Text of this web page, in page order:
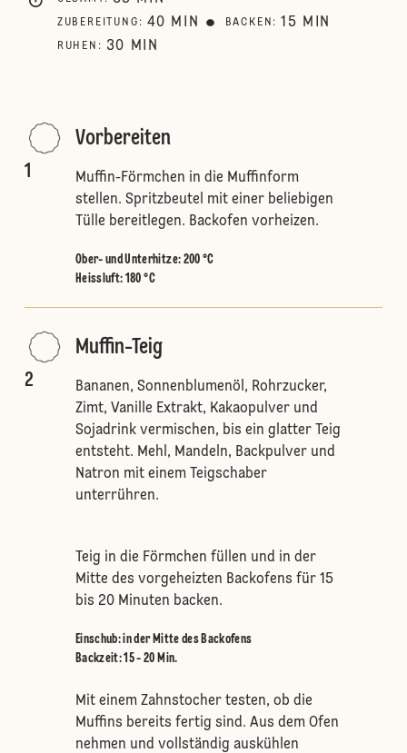
ZUBEREITUNG : 40 MIN BACKEN : 15 MIN
RUHEN : 30 MIN
1
Vorbereiten
Muffin-Förmchen in die Muffinform
stellen. Spritzbeutel mit einer beliebigen
Tülle bereitlegen. Backofen vorheizen.
Ober- und Unterhitze: 200 °C
Heissluft: 180 °C
2
Muffin-Teig
Bananen, Sonnenblumenöl, Rohrzucker,
Zimt, Vanille Extrakt, Kakaopulver und
Sojadrink vermischen, bis ein glatter Teig
entsteht. Mehl, Mandeln, Backpulver und
Natron mit einem Teigschaber
unterrühren.
Teig in die Förmchen füllen und in der
Mitte des vorgeheizten Backofens für 15
bis 20 Minuten backen.
Einschub:in der Mitte des Backofens
Backzeit: 15 - 20 Min.
Mit einem Zahnstocher testen, ob die
Muffins bereits fertig sind. Aus dem Ofen
nehmen und vollständig auskühlen